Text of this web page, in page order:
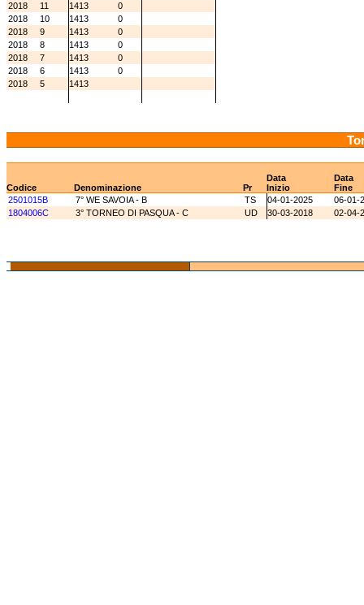
2018
11 1413
0
2018
10 1413
0
2018
9 1413
0
2018
8 1413
0
2018
7 1413
0
2018
6 1413
0
2018
5 1413
Data
Data
Codice
Denominazione Pr Inizio
Fine
2501015B
7° WE SAVOIA - B TS 04-01-2025
06-01-
1804006C
3° TORNEO DI PASQUA - C UD 30-03-2018 02-04-